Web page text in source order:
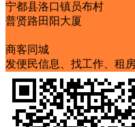
宁都县洛口镇员布村
普贤路田阳大厦
商客同城
发便民信息、找工作、租